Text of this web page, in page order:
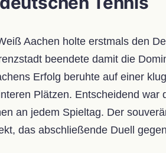
Aachen holte erstmals den
beendete damit die
Erfolg beruhte auf einer
Plätzen. Entscheidend
an jedem Spieltag. Der
das abschließende Duell